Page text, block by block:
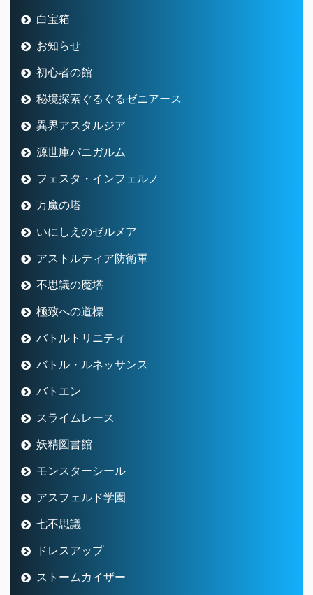
白宝箱
お知らせ
初心者の館
秘境探索ぐるぐるゼニアース
異界アスタルジア
源世庫パニガルム
フェスタ・インフェルノ
万魔の塔
いにしえのゼルメア
アストルティア防衛軍
不思議の魔塔
極致への道標
バトルトリニティ
バトル・ルネッサンス
バトエン
スライムレース
妖精図書館
モンスターシール
アスフェルド学園
七不思議
ドレスアップ
ストームカイザー